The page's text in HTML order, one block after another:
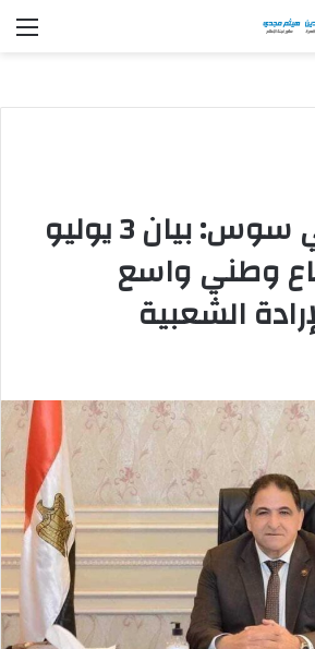
النائب سامي سوس: بيان 3 يوليو
وطني واسع
الشعبية